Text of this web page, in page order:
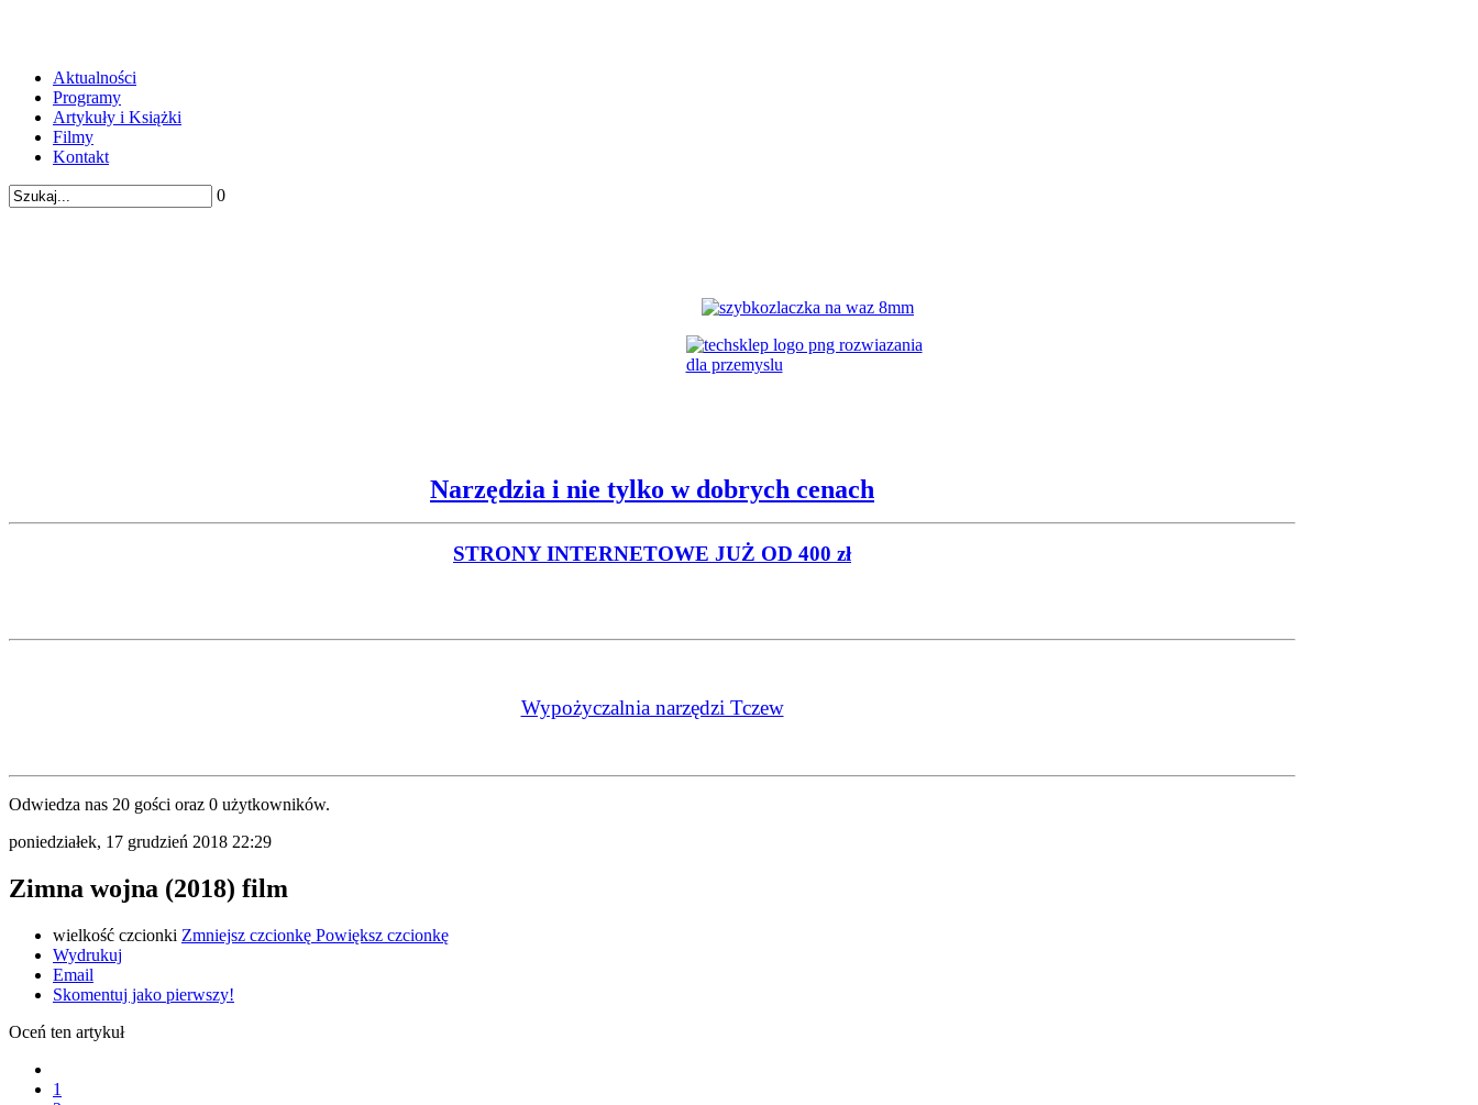
Aktualności
Programy
Artykuły i Książki
Filmy
Kontakt
0
Narzędzia i nie tylko w dobrych cenach
STRONY INTERNETOWE JUŻ OD 400 zł
Wypożyczalnia narzędzi Tczew
Odwiedza nas 20 gości oraz 0 użytkowników.
poniedziałek, 17 grudzień 2018 22:29
Zimna wojna (2018) film
wielkość czcionki Zmniejsz czcionkę Powiększ czcionkę
Wydrukuj
Email
Skomentuj jako pierwszy!
Oceń ten artykuł
1